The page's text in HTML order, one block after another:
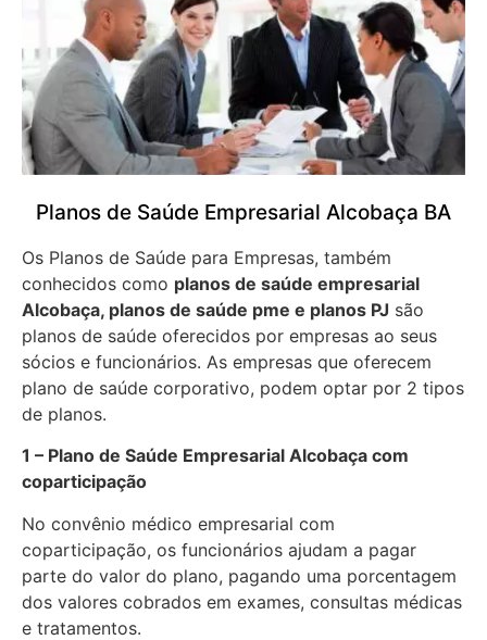
Planos de Saúde Empresarial Alcobaça BA
Os Planos de Saúde para Empresas, também
conhecidos como planos de saúde empresarial
Alcobaça, planos de saúde pme e planos PJ são
planos de saúde oferecidos por empresas ao seus
sócios e funcionários. As empresas que oferecem
plano de saúde corporativo, podem optar por 2 tipos
de planos.
1 – Plano de Saúde Empresarial Alcobaça com
coparticipação
No convênio médico empresarial com
coparticipação, os funcionários ajudam a pagar
parte do valor do plano, pagando uma porcentagem
dos valores cobrados em exames, consultas médicas
e tratamentos.